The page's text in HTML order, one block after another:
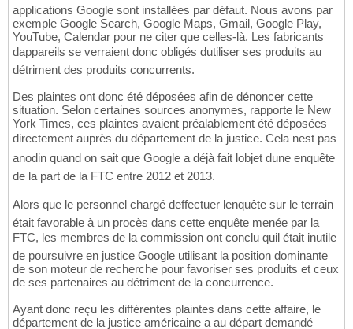
applications Google sont installées par défaut. Nous avons par
exemple Google Search, Google Maps, Gmail, Google Play,
YouTube, Calendar pour ne citer que celles-là. Les fabricants
dappareils se verraient donc obligés dutiliser ses produits au
détriment des produits concurrents.
Des plaintes ont donc été déposées afin de dénoncer cette
situation. Selon certaines sources anonymes, rapporte le New
York Times, ces plaintes avaient préalablement été déposées
directement auprès du département de la justice. Cela nest pas
anodin quand on sait que Google a déjà fait lobjet dune enquête
de la part de la FTC entre 2012 et 2013.
Alors que le personnel chargé deffectuer lenquête sur le terrain
était favorable à un procès dans cette enquête menée par la
FTC, les membres de la commission ont conclu quil était inutile
de poursuivre en justice Google utilisant la position dominante
de son moteur de recherche pour favoriser ses produits et ceux
de ses partenaires au détriment de la concurrence.
Ayant donc reçu les différentes plaintes dans cette affaire, le
département de la justice américaine a au départ demandé